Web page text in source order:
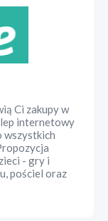
Ci zakupy w
internetowy
wszystkich
- gry i
pościel oraz